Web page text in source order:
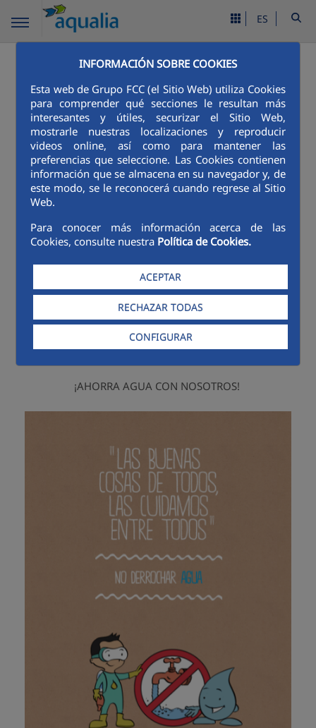
INFORMACIÓN SOBRE COOKIES
Esta web de Grupo FCC (el Sitio Web) utiliza Cookies
para comprender qué secciones le resultan más
interesantes y útiles, securizar el Sitio Web,
mostrarle nuestras localizaciones y reproducir
videos online, así como para mantener las
preferencias que seleccione. Las Cookies contienen
información que se almacena en su navegador y, de
este modo, se le reconocerá cuando regrese al Sitio
Web.
Para conocer más información acerca de las
Cookies, consulte nuestra Política de Cookies.
ACEPTAR
RECHAZAR TODAS
CONFIGURAR
ES
Material
didáctico
Menú Material didáctico
Carteles descargables para
imprimir
Aquí puedes descargar estos 4 carteles de nuestro
personaje Hydrokid, para imprimir y colocar en tu
aula, centro educativo, o donde quieras.
¡AHORRA AGUA CON NOSOTROS!